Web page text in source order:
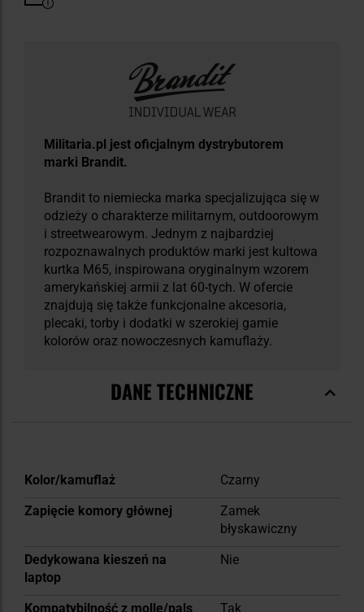
​Militaria.pl jest oficjalnym dystrybutorem
marki Brandit.
Brandit to niemiecka marka specjalizująca się w
odzieży o charakterze militarnym, outdoorowym
i streetwearowym. Jednym z najbardziej
rozpoznawalnych produktów marki jest kultowa
kurtka M65, inspirowana oryginalnym wzorem
amerykańskiej armii z lat 60-tych. W ofercie
znajdują się także funkcjonalne akcesoria,
plecaki, torby i dodatki w szerokiej gamie
kolorów oraz nowoczesnych kamuflaży.
DANE TECHNICZNE
Więcej
Kolor/kamuflaż
Czarny
Zapięcie komory głównej
Zamek
błyskawiczny
Dedykowana kieszeń na
laptop
Nie
Kompatybilność z molle/pals Tak